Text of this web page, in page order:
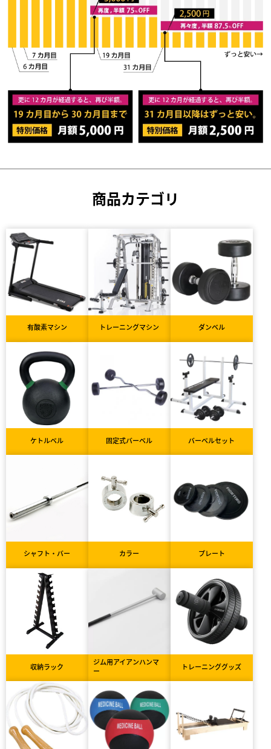
商品カテゴリ
有酸素マシン トレーニングマシン ダンベル
ケトルベル 固定式バーベル バーベルセット
シャフト・バー カラー プレート
収納ラック
ジム用アイアンハンマ
ー
トレーニンググッズ